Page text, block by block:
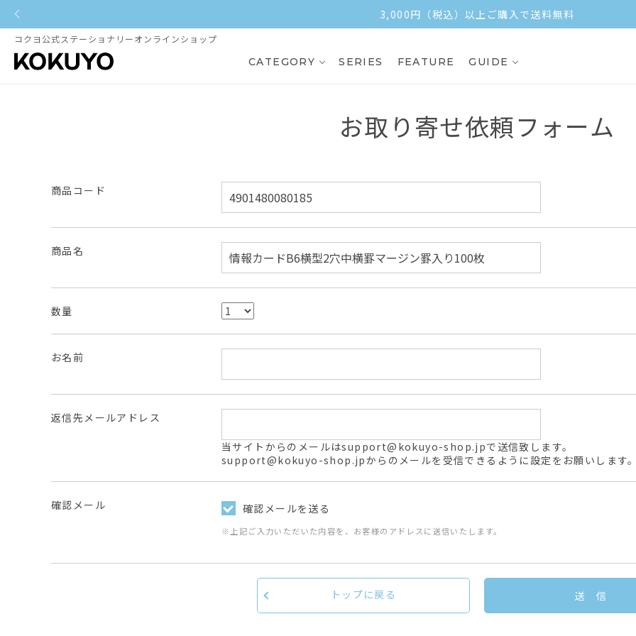
3,000円（税込）以上ご購入で送料無料
コクヨ公式ステーショナリーオンラインショップ
CATEGORY SERIES FEATURE GUIDE
お取り寄せ依頼フォーム
商品コード
商品名
数量
お名前
返信先メールアドレス
当サイトからのメールはsupport@kokuyo-shop.jpで送信致します。
support@kokuyo-shop.jpからのメールを受信できるように設定をお願いします
確認メール 確認メールを送る
※上記ご入力いただいた内容を、お客様のアドレスに送信いたします。
送 信
トップに戻る